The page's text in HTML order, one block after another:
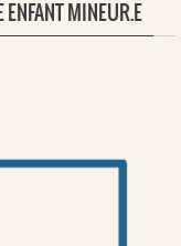
ENFANT MINEUR.E